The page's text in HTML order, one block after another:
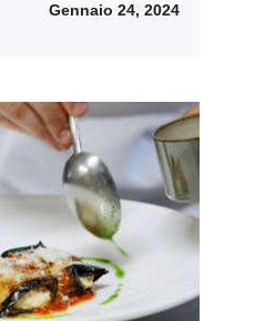
Gennaio 24, 2024